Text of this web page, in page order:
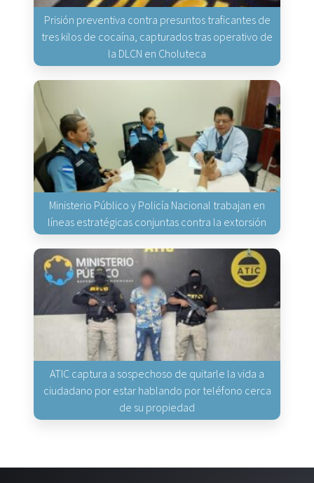
Prisión preventiva contra presuntos traficantes de
tres kilos de cocaína, capturados tras operativo de
la DLCN en Choluteca
Ministerio Público y Policía Nacional trabajan en
líneas estratégicas conjuntas contra la extorsión
ATIC captura a sospechoso de quitarle la vida a
ciudadano por estar hablando por teléfono cerca
de su propiedad